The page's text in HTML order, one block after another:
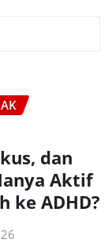
dan
Aktif
ke ADHD?